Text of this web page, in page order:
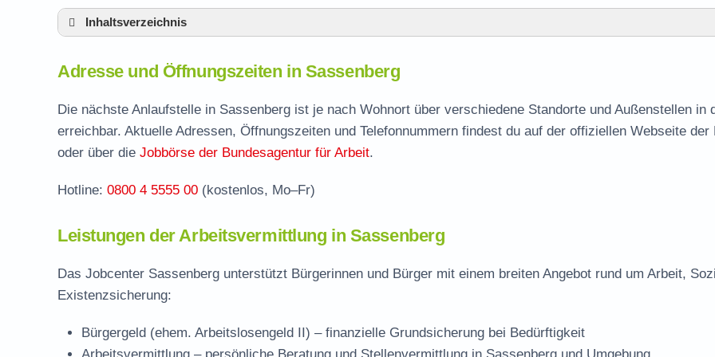
Inhaltsverzeichnis
Leistungen der Arbeitsvermittlung in Sassenberg
Termin vereinbaren und Bürgergeld beantragen
Jobcenter Warendorf – zuständige Stelle
Stellenangebote und Jobbörse in Sassenberg
Häufige Fragen rund ums Jobcenter
Adresse und Öffnungszeiten in Sassenberg
Die nächste Anlaufstelle in Sassenberg ist je nach Wohnort über verschiedene Standorte und Außenstellen in
erreichbar. Aktuelle Adressen, Öffnungszeiten und Telefonnummern findest du auf der offiziellen Webseite der
oder über die Jobbörse der Bundesagentur für Arbeit.
Hotline: 0800 4 5555 00 (kostenlos, Mo–Fr)
Leistungen der Arbeitsvermittlung in Sassenberg
Das Jobcenter Sassenberg unterstützt Bürgerinnen und Bürger mit einem breiten Angebot rund um Arbeit,
Existenzsicherung:
Bürgergeld (ehem. Arbeitslosengeld II) – finanzielle Grundsicherung bei Bedürftigkeit